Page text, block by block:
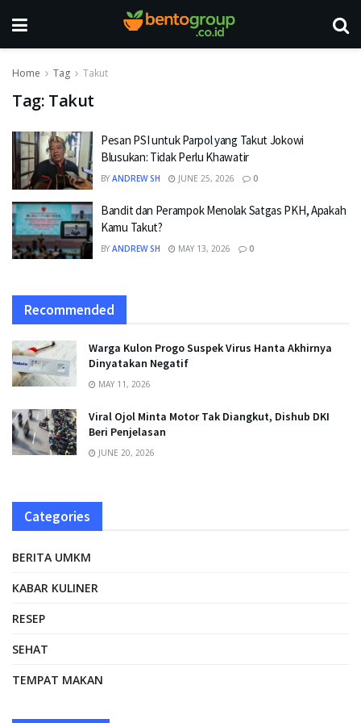
Home Tag Takut
Tag: Takut
Pesan PSI untuk Parpol yang Takut Jokowi
Blusukan: Tidak Perlu Khawatir
BY ANDREW SH JUNE 25, 2026 0
Bandit dan Perampok Menolak Satgas PKH, Apakah
Kamu Takut?
BY ANDREW SH MAY 13, 2026 0
Recommended
Warga Kulon Progo Suspek Virus Hanta Akhirnya
Dinyatakan Negatif
MAY 11, 2026
Viral Ojol Minta Motor Tak Diangkut, Dishub DKI
Beri Penjelasan
JUNE 20, 2026
Categories
BERITA UMKM
KABAR KULINER
RESEP
SEHAT
TEMPAT MAKAN